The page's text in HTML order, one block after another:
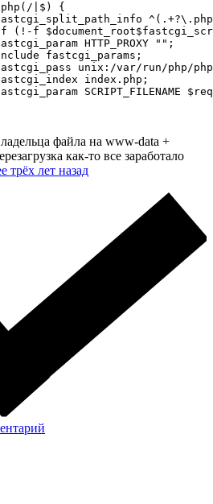
|$) {
(!-f
HTTP_PROXY "";
fastcgi_params;
unix:/var/run/php/
index.php;
SCRIPT_FILENAME
файла на www-data +
как-то все заработало
трёх лет назад